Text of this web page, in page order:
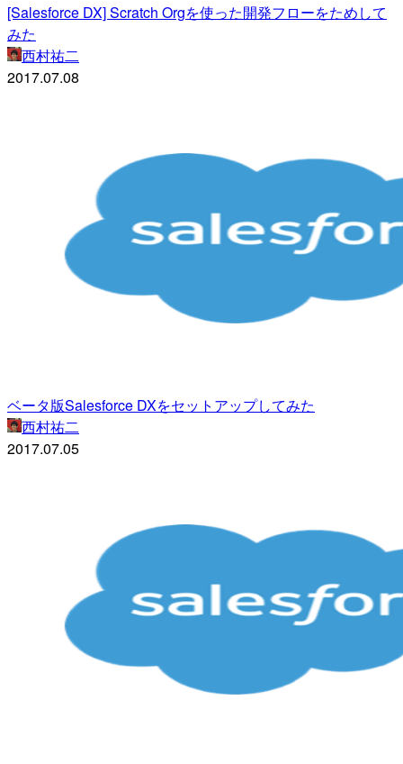
[Salesforce DX] Scratch Orgを使った開発フローをためして
みた
西村祐二
2017.07.08
ベータ版Salesforce DXをセットアップしてみた
西村祐二
2017.07.05